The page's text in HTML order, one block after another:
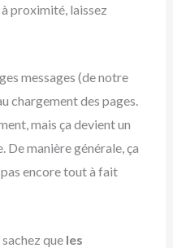
à proximité, laissez
messages (de notre
chargement des pages.
mais ça devient un
De manière générale, ça
pas encore tout à fait
que les